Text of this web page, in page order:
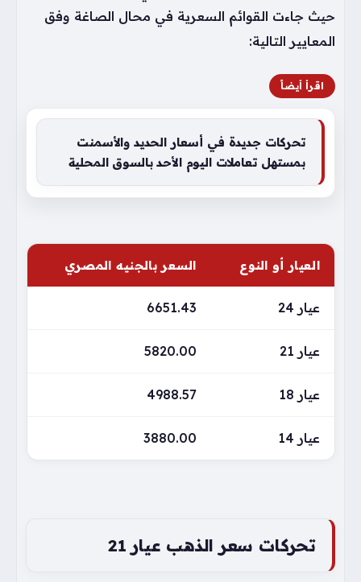
حيث جاءت القوائم السعرية في محال الصاغة وفق
المعايير التالية:
اقرأ أيضاً
تحركات جديدة في أسعار الحديد والأسمنت
بمستهل تعاملات اليوم الأحد بالسوق المحلية
العيار أو النوع السعر بالجنيه المصري
عيار 24 6651.43
عيار 21 5820.00
عيار 18 4988.57
عيار 14 3880.00
تحركات سعر الذهب عيار 21